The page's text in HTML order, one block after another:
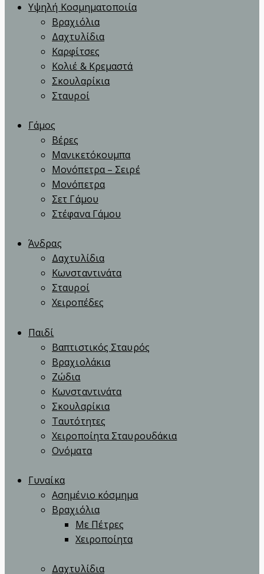
Υψηλή Κοσμηματοποιία
Βραχιόλια
Δαχτυλίδια
Καρφίτσες
Κολιέ & Κρεμαστά
Σκουλαρίκια
Σταυροί
Γάμος
Βέρες
Μανικετόκουμπα
Μονόπετρα – Σειρέ
Μονόπετρα
Σετ Γάμου
Στέφανα Γάμου
Άνδρας
Δαχτυλίδια
Κωνσταντινάτα
Σταυροί
Χειροπέδες
Παιδί
Βαπτιστικός Σταυρός
Βραχιολάκια
Ζώδια
Κωνσταντινάτα
Σκουλαρίκια
Ταυτότητες
Χειροποίητα Σταυρουδάκια
Ονόματα
Γυναίκα
Ασημένιο κόσμημα
Βραχιόλια
Με Πέτρες
Χειροποίητα
Δαχτυλίδια